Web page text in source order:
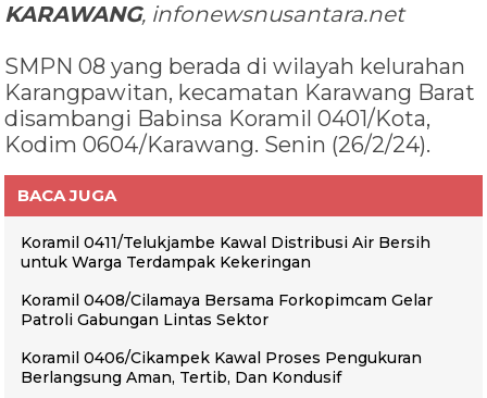
KARAWANG, infonewsnusantara.net
SMPN 08 yang berada di wilayah kelurahan
Karangpawitan, kecamatan Karawang Barat
disambangi Babinsa Koramil 0401/Kota,
Kodim 0604/Karawang. Senin (26/2/24).
BACA JUGA
Koramil 0411/Telukjambe Kawal Distribusi Air Bersih
untuk Warga Terdampak Kekeringan
Koramil 0408/Cilamaya Bersama Forkopimcam Gelar
Patroli Gabungan Lintas Sektor
Koramil 0406/Cikampek Kawal Proses Pengukuran
Berlangsung Aman, Tertib, Dan Kondusif